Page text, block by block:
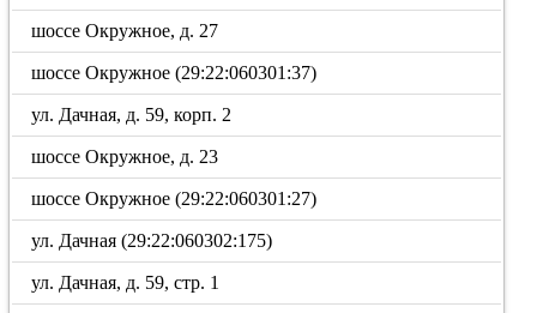
шоссе Окружное, д. 27
шоссе Окружное (29:22:060301:37)
ул. Дачная, д. 59, корп. 2
шоссе Окружное, д. 23
шоссе Окружное (29:22:060301:27)
ул. Дачная (29:22:060302:175)
ул. Дачная, д. 59, стр. 1